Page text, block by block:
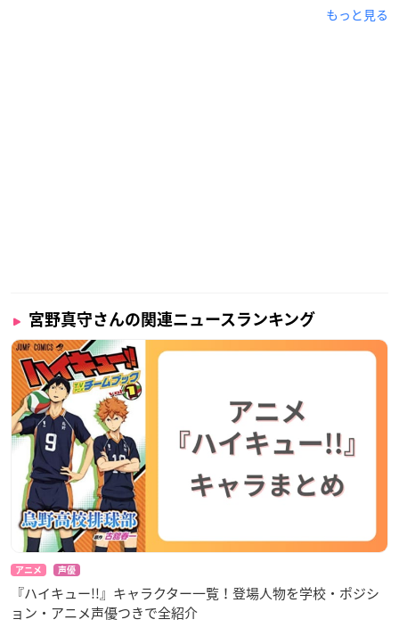
調査概要
調査期間：2026年5月25日（月）〜2026年6月7日（日）
有効投票数：10,143票
もっと見る
宮野真守さんの関連ニュースランキング
アニメ 声優
『ハイキュー!!』キャラクター一覧！登場人物を学校・ポジシ
ョン・アニメ声優つきで全紹介